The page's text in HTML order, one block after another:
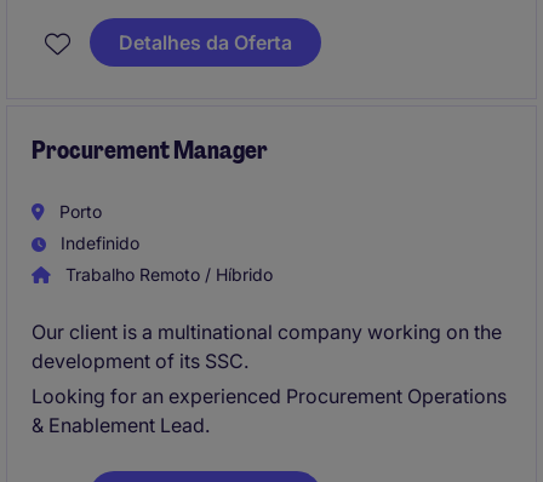
Southern Europe.
manufacturing activities, and contribute directly to
industrial organisation.
Detalhes da Oferta
Procurement Manager
Porto
Indefinido
Trabalho Remoto / Híbrido
Our client is a multinational company working on the
development of its SSC.
Looking for an experienced Procurement Operations
& Enablement Lead.